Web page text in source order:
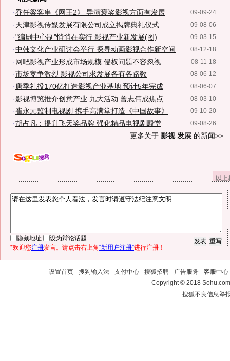
09-09-24
·乔任梁客串《网王2》 导演褒奖影视方面有发展
09-08-06
·天津影视传媒发展有限公司成立揭牌典礼仪式
09-03-15
·"编剧中心制"悄悄在实行 影视产业新发展(图)
08-12-18
·中韩文化产业研讨会举行 探寻动画影视合作新空间
08-11-18
·网吧影视产业形成市场规模 侵权问题不容忽视
08-06-12
·市场竞争激烈 影视公司求发展各有各路数
08-06-07
· 唐季礼投170亿打造影视产业基地 预计5年完成
08-03-10
·影视博览推介创意产业 九大活动 曾志伟成焦点
09-10-20
·崔永元监制电视剧 携手高满堂打造《中国故事》
09-08-26
·胡占凡：提升飞天奖品牌 强化精品电视剧殿堂
更多关于 影视 发展 的新闻>>
以
隐藏地址
设为辩论话题
*欢迎您注册发言。请点击右上角“新用户注册”进行注册！
设置首页 - 搜狗输入法 - 支付中心 - 搜狐招聘 - 广告服务 - 客服中心
Copyright©2018
搜狐不良信息举